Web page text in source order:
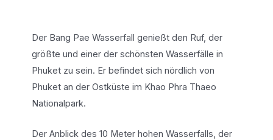
Der Bang Pae Wasserfall genießt den Ruf, der
größte und einer der schönsten Wasserfälle in
Phuket zu sein. Er befindet sich nördlich von
Phuket an der Ostküste im Khao Phra Thaeo
Nationalpark.
Der Anblick des 10 Meter hohen Wasserfalls, der